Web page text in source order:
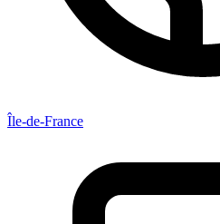
Île-de-France